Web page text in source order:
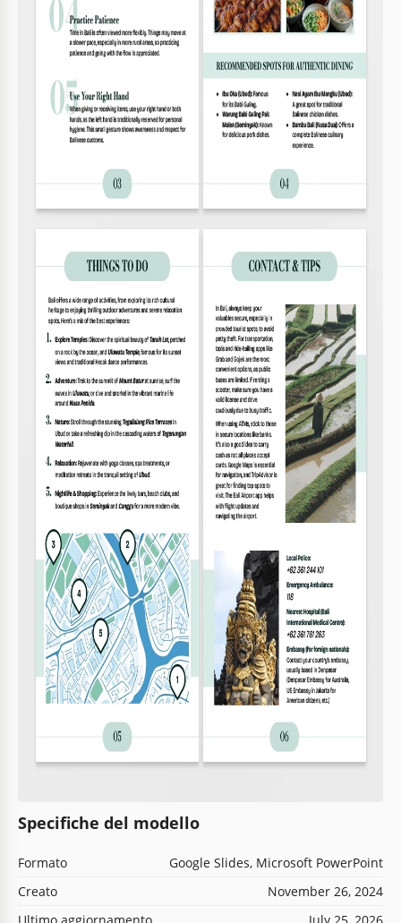
Specifiche del modello
Formato
Google Slides, Microsoft PowerPoint
Creato
November 26, 2024
Ultimo aggiornamento
July 25, 2026